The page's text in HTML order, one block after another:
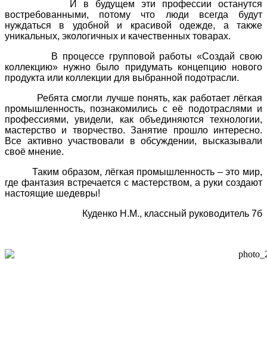
И в будущем эти профессии останутся
востребованными, потому что люди всегда будут
нуждаться в удобной и красивой одежде, а также
уникальных, экологичных и качественных товарах.
В процессе групповой работы «Создай свою
коллекцию» нужно было придумать концепцию нового
продукта или коллекции для выбранной подотрасли.
Ребята смогли лучше понять, как работает лёгкая
промышленность, познакомились с её подотраслями и
профессиями, увидели, как объединяются технологии,
мастерство и творчество. Занятие прошло интересно.
Все активно участвовали в обсуждении, высказывали
своё мнение.
Таким образом, лёгкая промышленность – это мир,
где фантазия встречается с мастерством, а руки создают
настоящие шедевры!
Куденко Н.М., классный руководитель 7б